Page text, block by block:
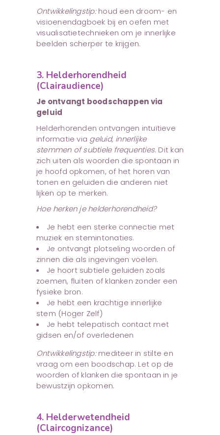
Ontwikkelingstip:houd een droom- en
visioenendagboek bij en oefen met
visualisatietechnieken om je innerlijke
beelden scherper te krijgen.
3. Helderhorendheid
(Clairaudience)
Je ontvangt boodschappen via
geluid
Helderhorenden ontvangen intuïtieve
informatie via geluid, innerlijke
stemmen of subtiele frequenties. Dit kan
zich uiten als woorden die spontaan in
je hoofd opkomen, of het horen van
tonen en geluiden die anderen niet
lijken op te merken.
Hoe herken je helderhorendheid?
Je hebt een sterke connectie met
muziek en stemintonaties.
Je ontvangt plotseling woorden of
zinnen die als ingevingen voelen.
Je hoort subtiele geluiden zoals
zoemen, fluiten of klanken zonder een
fysieke bron.
Je hebt een krachtige innerlijke
stem (Hoger Zelf)
Je hebt telepatisch contact met
gidsen en/of overledenen
Ontwikkelingstip:mediteer in stilte en
vraag om een boodschap. Let op de
woorden of klanken die spontaan in je
bewustzijn opkomen.
4. Helderwetendheid
(Claircognizance)